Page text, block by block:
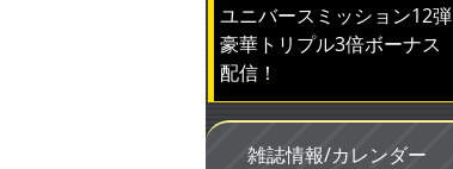
ユニバースミッション12弾
豪華トリプル3倍ボーナス
配信！
雑誌情報/カレンダー